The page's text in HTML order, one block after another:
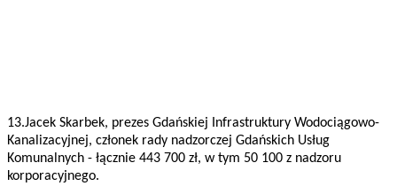
13.Jacek Skarbek, prezes Gdańskiej Infrastruktury Wodociągowo-
Kanalizacyjnej, członek rady nadzorczej Gdańskich Usług
Komunalnych - łącznie 443 700 zł, w tym 50 100 z nadzoru
korporacyjnego.